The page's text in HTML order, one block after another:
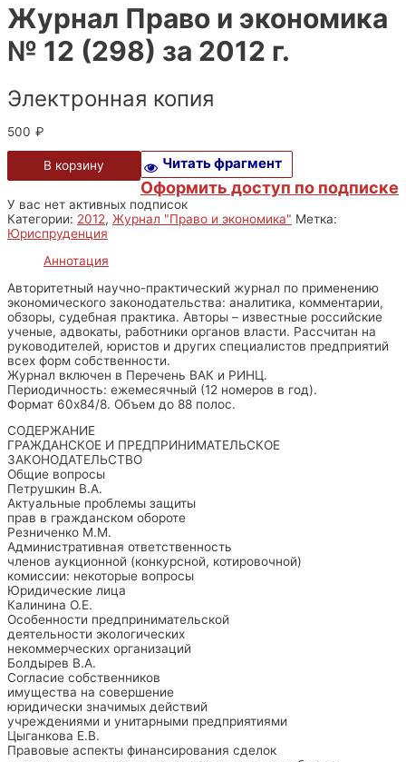
Журнал Право и экономика
№ 12 (298) за 2012 г.
Электронная копия
500 ₽
В корзину Читать фрагмент
Оформить доступ по подписке
У вас нет активных подписок
Категории: 2012, Журнал "Право и экономика" Метка:
Юриспруденция
Аннотация
Авторитетный научно-практический журнал по применению
экономического законодательства: аналитика, комментарии,
обзоры, судебная практика. Авторы – известные российские
ученые, адвокаты, работники органов власти. Рассчитан на
руководителей, юристов и других специалистов предприятий
всех форм собственности.
Журнал включен в Перечень ВАК и РИНЦ.
Периодичность: ежемесячный (12 номеров в год).
Формат 60х84/8. Объем до 88 полос.
СОДЕРЖАНИЕ
ГРАЖДАНСКОЕ И ПРЕДПРИНИМАТЕЛЬСКОЕ
ЗАКОНОДАТЕЛЬСТВО
Общие вопросы
Петрушкин В.А.
Актуальные проблемы защиты
прав в гражданском обороте
Резниченко М.М.
Административная ответственность
членов аукционной (конкурсной, котировочной)
комиссии: некоторые вопросы
Юридические лица
Калинина О.Е.
Особенности предпринимательской
деятельности экологических
некоммерческих организаций
Болдырев В.А.
Согласие собственников
имущества на совершение
юридически значимых действий
учреждениями и унитарными предприятиями
Цыганкова Е.В.
Правовые аспекты финансирования сделок